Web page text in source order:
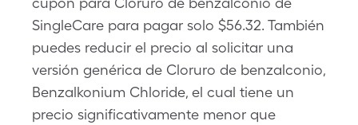
SingleCare para pagar solo $56.32. También
puedes reducir el precio al solicitar una
versión genérica de Cloruro de benzalconio,
Benzalkonium Chloride, el cual tiene un
precio significativamente menor que